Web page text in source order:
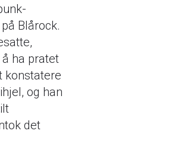
Blårock.
ha pratet
konstatere
og han
det